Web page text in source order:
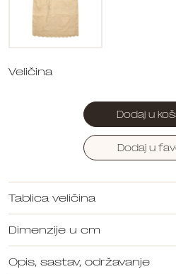
Dodaj u
Dodaj u
Tablica veličina
Dimenzije u cm
Opis, sastav, održavanje